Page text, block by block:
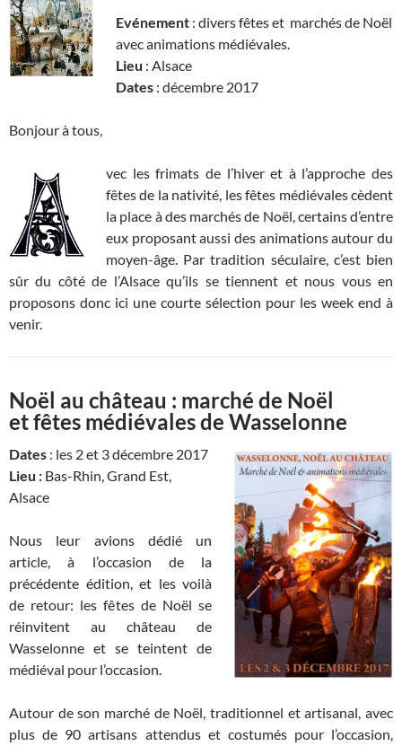
Evénement : divers fêtes et marchés de Noël
avec animations médiévales.
Lieu : Alsace
Dates : décembre 2017
Bonjour à tous,
vec les frimats de l’hiver et à l’approche des
fêtes de la nativité, les fêtes médiévales cèdent
la place à des marchés de Noël, certains d’entre
eux proposant aussi des animations autour du
moyen-âge. Par tradition séculaire, c’est bien
sûr du côté de l’Alsace qu’ils se tiennent et nous vous en
proposons donc ici une courte sélection pour les week end à
venir.
Noël au château : marché de Noël
et fêtes médiévales de Wasselonne
Dates : les 2 et 3 décembre 2017
Lieu : Bas-Rhin, Grand Est,
Alsace
Nous leur avions dédié un
article, à l’occasion de la
précédente édition, et les voilà
de retour: les fêtes de Noël se
réinvitent au château de
Wasselonne et se teintent de
médiéval pour l’occasion.
Autour de son marché de Noël, traditionnel et artisanal, avec
plus de 90 artisans attendus et costumés pour l’occasion,